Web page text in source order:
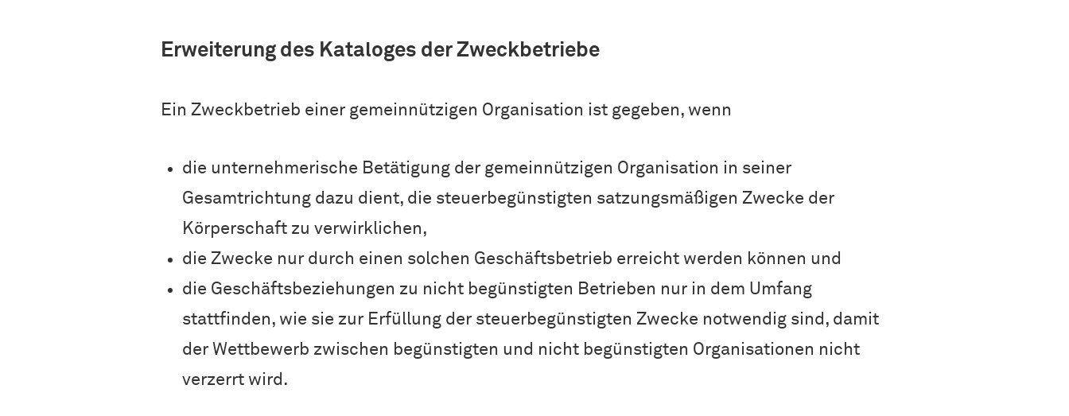
Erweiterung des Kataloges der Zweckbetriebe
Ein Zweckbetrieb einer gemeinnützigen Organisation ist gegeben, wenn
die unternehmerische Betätigung der gemeinnützigen Organisation in seiner
Gesamtrichtung dazu dient, die steuerbegünstigten satzungsmäßigen Zwecke der
Körperschaft zu verwirklichen,
die Zwecke nur durch einen solchen Geschäftsbetrieb erreicht werden können und
die Geschäftsbeziehungen zu nicht begünstigten Betrieben nur in dem Umfang
stattfinden, wie sie zur Erfüllung der steuerbegünstigten Zwecke notwendig sind, damit
der Wettbewerb zwischen begünstigten und nicht begünstigten Organisationen nicht
verzerrt wird.